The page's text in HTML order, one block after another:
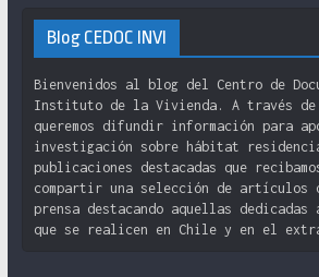
Blog CEDOC INVI
Bienvenidos al blog del Centro de
Instituto de la Vivienda. A través de
queremos difundir información para
investigación sobre hábitat
publicaciones destacadas que
compartir una selección de artículos
prensa destacando aquellas
que se realicen en Chile y en el